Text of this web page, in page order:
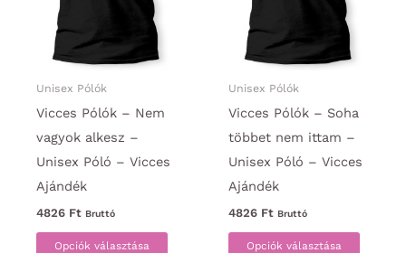
termékoldalon
választhatók
Unisex Pólók
Vicces Pólók – Nem
vagyok alkesz –
Unisex Póló – Vicces
Ajándék
4826 Ft Bruttó
Opciók választása
Ennek
Unisex Pólók
Vicces Pólók – Soha
többet nem ittam –
Unisex Póló – Vicces
Ajándék
4826 Ft Bruttó
Opciók választása
Ennek